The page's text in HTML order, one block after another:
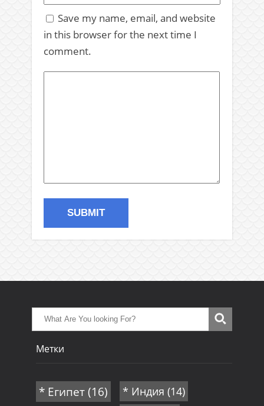
Save my name, email, and website
in this browser for the next time I
comment.
Метки
* Египет(16) * Индия (14)